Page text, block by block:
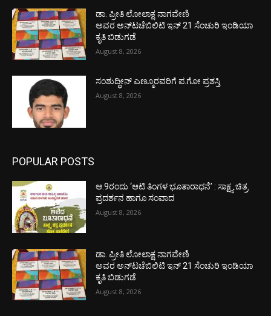
ಡಾ. ಪ್ರೀತಿ ಲೋಲಾಕ್ಷ ನಾಗವೇಣಿ
ಅವರ ಅನ್‌ಟಚೆಬಿಲಿಟಿ ಇನ್ 21 ಸೆಂಚುರಿ ಇಂಡಿಯಾ
ಕೃತಿ ಬಿಡುಗಡೆ
August 8, 2026
ಸಂಶುದ್ಧೀನ್ ಎಣ್ಮೂರವರಿಗೆ ಪ.ಗೋ ಪ್ರಶಸ್ತಿ
August 8, 2026
POPULAR POSTS
ಆ.9ರಂದು ‘ಆಟಿ ತಿಂಗಳ ಭೂತಾರಾಧನೆ’ : ಸಾಕ್ಷ್ಯ ಚಿತ್ರ
ಪ್ರದರ್ಶನ ಹಾಗೂ ಸಂವಾದ
August 8, 2026
ಡಾ. ಪ್ರೀತಿ ಲೋಲಾಕ್ಷ ನಾಗವೇಣಿ
ಅವರ ಅನ್‌ಟಚೆಬಿಲಿಟಿ ಇನ್ 21 ಸೆಂಚುರಿ ಇಂಡಿಯಾ
ಕೃತಿ ಬಿಡುಗಡೆ
August 8, 2026